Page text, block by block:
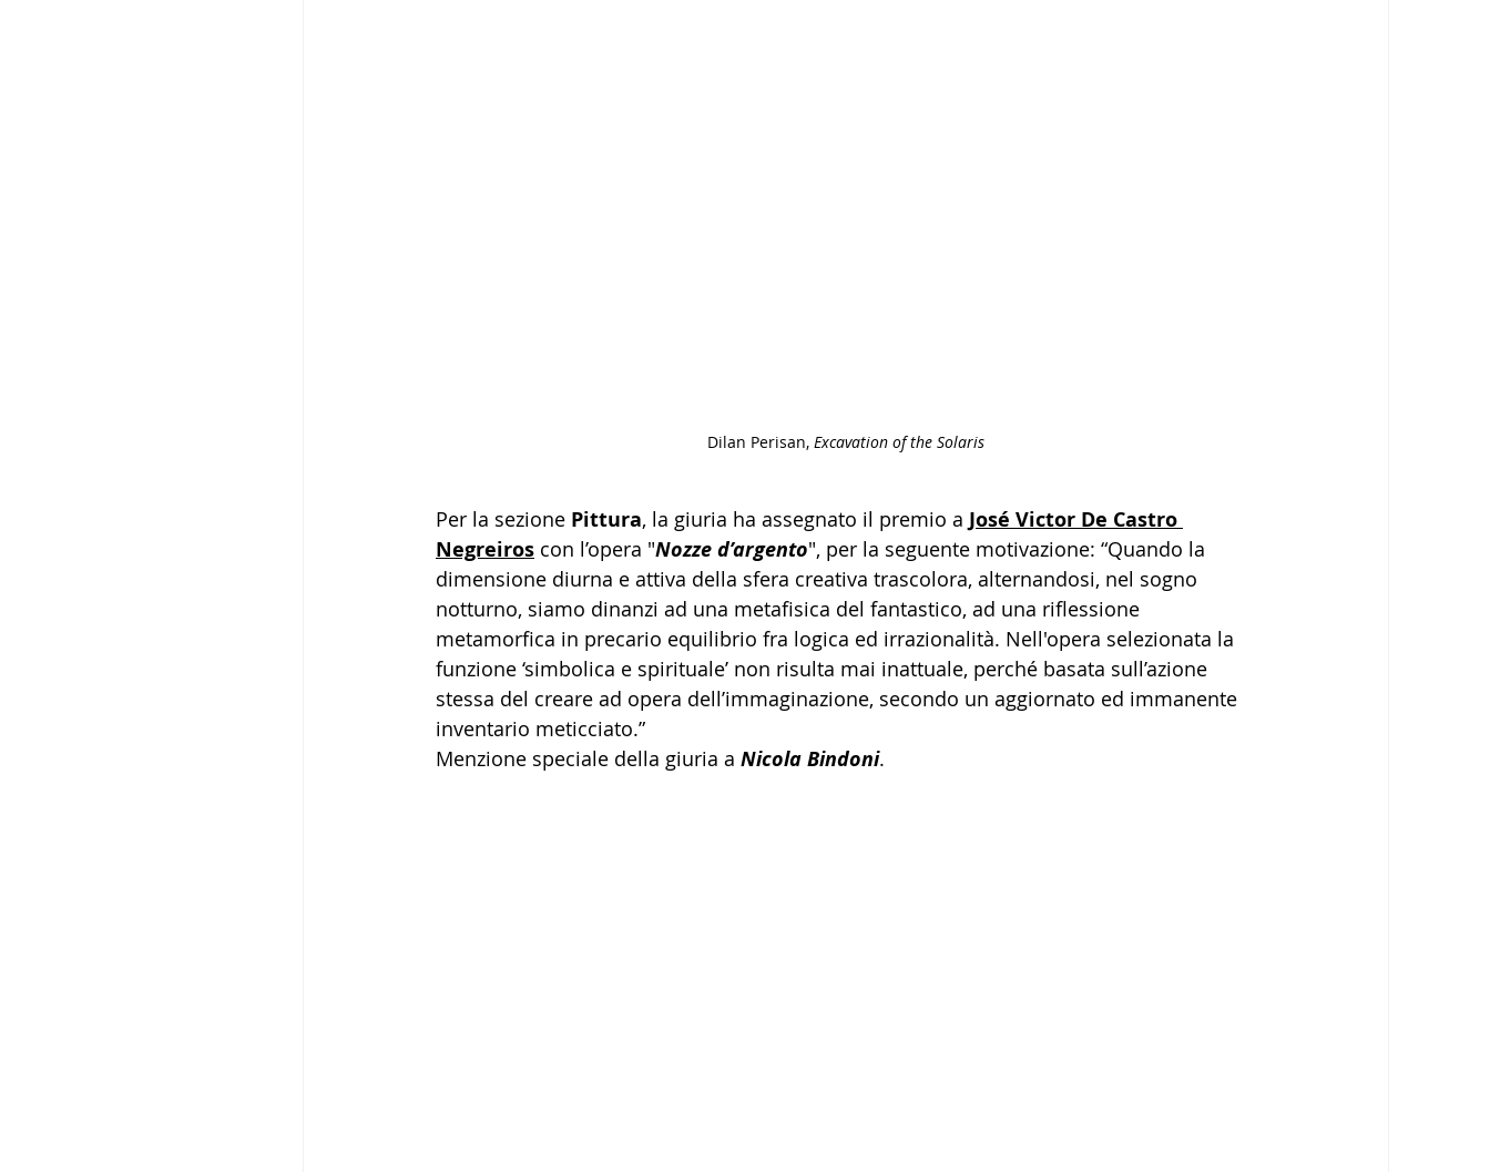
Dilan Perisan, Excavation of the Solaris
Per la sezione Pittura, la giuria ha assegnato il premio a José Victor De Castro
Negreiros con l’opera "Nozze d’argento", per la seguente motivazione: “Quando la
dimensione diurna e attiva della sfera creativa trascolora, alternandosi, nel sogno
notturno, siamo dinanzi ad una metafisica del fantastico, ad una riflessione
metamorfica in precario equilibrio fra logica ed irrazionalità. Nell'opera selezionata la
funzione ‘simbolica e spirituale’ non risulta mai inattuale, perché basata sull’azione
stessa del creare ad opera dell’immaginazione, secondo un aggiornato ed immanente
inventario meticciato.”
Menzione speciale della giuria a Nicola Bindoni.